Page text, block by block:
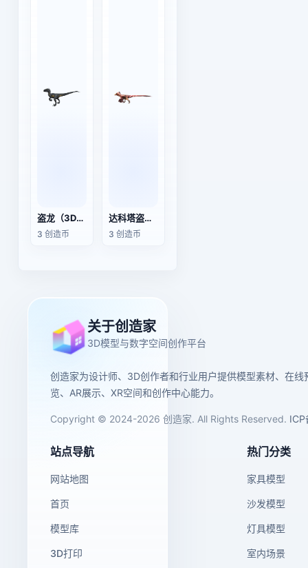
盗龙（3D动画模型）
3 创造币
达科塔盗龙（3D动画模型）
3 创造币
关于创造家
3D模型与数字空间创作平台
创造家为设计师、3D创作者和行业用户提供模型素材、在线
览、AR展示、XR空间和创作中心能力。
Copyright © 2024-2026 创造家. All Rights Reserved. ICP
站点导航
网站地图
首页
模型库
3D打印
热门分类
家具模型
沙发模型
灯具模型
室内场景